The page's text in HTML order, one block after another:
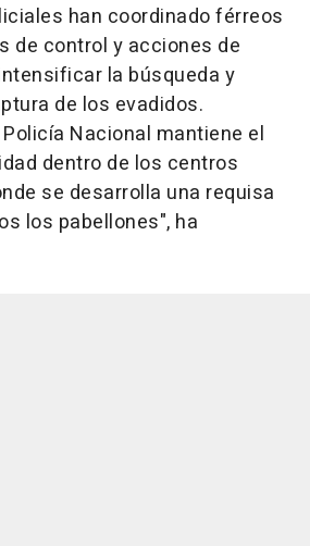
han coordinado férreos
de control y acciones de
la búsqueda y
de los evadidos.
Nacional mantiene el
dentro de los centros
se desarrolla una requisa
los pabellones", ha